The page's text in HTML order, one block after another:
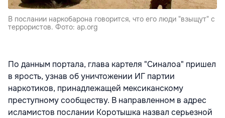
В послании наркобарона говорится, что его люди "взыщут" с
террористов. Фото: ap.org
По данным портала, глава картеля "Синалоа" пришел
в ярость, узнав об уничтожении ИГ партии
наркотиков, принадлежащей мексиканскому
преступному сообществу. В направленном в адрес
исламистов послании Коротышка назвал серьезной